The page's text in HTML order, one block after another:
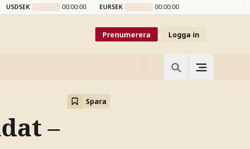
USDSEK 00:00:00 EURSEK 00:00:00
Prenumerera Logga in
Spara
–